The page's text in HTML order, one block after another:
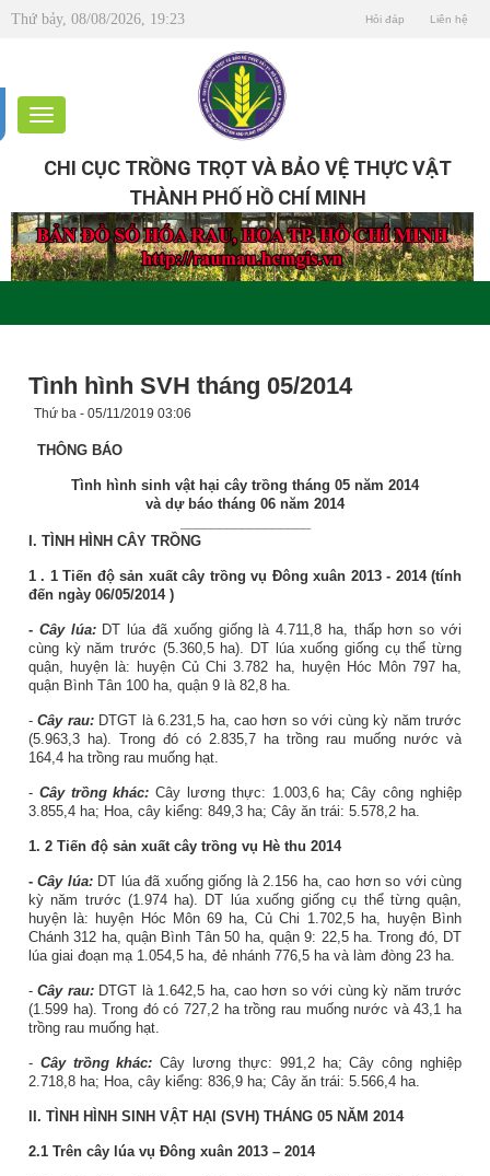
Thứ bảy, 08/08/2026, 19:23 Hỏi đáp Liên hệ
CHI CỤC TRỒNG TRỌT VÀ BẢO VỆ THỰC VẬT
THÀNH PHỐ HỒ CHÍ MINH
Tình hình SVH tháng 05/2014
Thứ ba - 05/11/2019 03:06
THÔNG BÁO
Tình hình sinh vật hại cây trồng tháng 05 năm 2014
và dự báo tháng 06 năm 2014
I. TÌNH HÌNH CÂY TRỒNG
1 . 1 Tiến độ sản xuấtcây trồng vụ Đông xuân 2013 - 2014(tính
đến ngày 06/05/2014 )
- Cây lúa: DT lúa đã xuống giống là 4.711,8 ha, thấp hơn so với
cùng kỳ năm trước (5.360,5 ha). DT lúa xuống giống cụ thể từng
quận, huyện là: huyện Củ Chi 3.782 ha, huyện Hóc Môn 797 ha,
quận Bình Tân 100 ha, quận 9 là 82,8 ha.
-Cây rau:DTGT là 6.231,5 ha, cao hơn so với cùng kỳ năm trước
(5.963,3 ha). Trong đó có 2.835,7 ha trồng rau muống nước và
164,4 ha trồng rau muống hạt.
- Cây trồng khác:Cây lương thực: 1.003,6 ha; Cây công nghiệp
3.855,4 ha; Hoa, cây kiểng: 849,3 ha; Cây ăn trái: 5.578,2 ha.
1. 2 Tiến độ sản xuất cây trồng vụ Hè thu 2014
-Cây lúa: DT lúa đã xuống giống là 2.156 ha, cao hơn so với cùng
kỳ năm trước (1.974 ha). DT lúa xuống giống cụ thể từng quận,
huyện là: huyện Hóc Môn 69 ha, Củ Chi 1.702,5 ha, huyện Bình
Chánh 312 ha, quận Bình Tân 50 ha, quận 9: 22,5 ha. Trong đó, DT
lúa giai đoạn mạ 1.054,5 ha, đẻ nhánh 776,5 ha và làm đòng 23 ha.
-Cây rau:DTGT là 1.642,5 ha, cao hơn so với cùng kỳ năm trước
(1.599 ha). Trong đó có 727,2 ha trồng rau muống nước và 43,1 ha
trồng rau muống hạt.
- Cây trồng khác:Cây lương thực: 991,2 ha; Cây công nghiệp
2.718,8 ha; Hoa, cây kiểng: 836,9 ha; Cây ăn trái: 5.566,4 ha.
II. TÌNH HÌNH SINH VẬT HẠI (SVH) THÁNG 05 NĂM 2014
2.1 Trên cây lúa vụ Đông xuân 2013 – 2014